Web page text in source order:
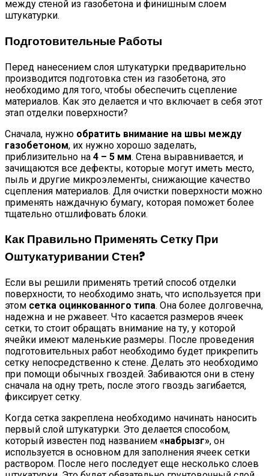
между стеной из газобетона и финишным слоем
штукатурки.
Подготовительные Работы
Перед нанесением слоя штукатурки предварительно
производится подготовка стен из газобетона, это
необходимо для того, чтобы обеспечить сцепление
материалов. Как это делается и что включает в себя этот
этап отделки поверхности?
Сначала, нужно обратить внимание на швы между
газобетоном, их нужно хорошо заделать,
приблизительно на 4 – 5 мм. Стена выравнивается, и
зачищаются все дефекты, которые могут иметь место,
пыль и другие микроэлементы, снижающие качество
сцепления материалов. Для очистки поверхности можно
применять наждачную бумагу, которая поможет более
тщательно отшлифовать блоки.
Как Правильно Применять Сетку При
Оштукатуривании Стен?
Если вы решили применять третий способ отделки
поверхности, то необходимо знать, что используется при
этом сетка оцинкованного типа. Она более долговечна,
надежна и не ржавеет. Что касается размеров ячеек
сетки, то стоит обращать внимание на ту, у которой
ячейки имеют маленькие размеры. После проведения
подготовительных работ необходимо будет прикрепить
сетку непосредственно к стене. Делать это необходимо
при помощи обычных гвоздей. Забиваются они в стену
сначала на одну треть, после этого гвоздь загибается,
фиксирует сетку.
Когда сетка закреплена необходимо начинать наносить
первый слой штукатурки. Это делается способом,
который известен под названием «набрызг», он
используется в основном для заполнения ячеек сетки
раствором. После него последует еще несколько слоев